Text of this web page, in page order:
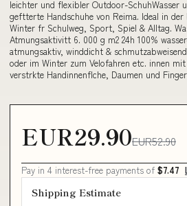
leichter und flexibler Outdoor-SchuhWasser
geftterte Handschuhe von Reima. Ideal in
Winter fr Schulweg, Sport, Spiel & Alltag.
Atmungsaktivitt 6. 000 g m2 24h 100%
atmungsaktiv, winddicht &
oder im Winter zum Velofahren etc. innen
verstrkte Handinnenflche, Daumen und
EUR29.90EUR52.90
Pay in 4 interest-free payments of $7.47
Shipping Estimate